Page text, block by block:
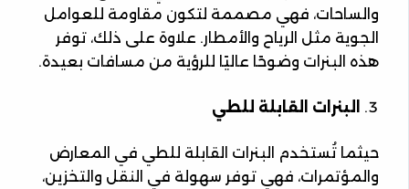
والساحات، فهي مصممة لتكون مقاومة للعوامل
الجوية مثل الرياح والأمطار. علاوة على ذلك، توفر
هذه البنرات وضوحًا عاليًا للرؤية من مسافات بعيدة.
البنرات القابلة للطي
حيثما تُستخدم البنرات القابلة للطي في المعارض
والمؤتمرات، فهي توفر سهولة في النقل والتخزين،